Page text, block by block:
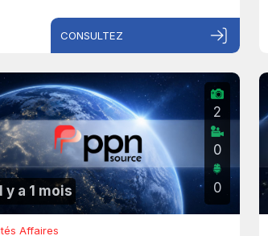
CONSULTEZ
y a 1 mois
2
0
0
Affaires